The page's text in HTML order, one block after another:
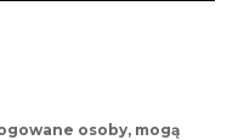
osoby, mogą